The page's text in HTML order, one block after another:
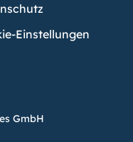
Einstellungen
GmbH